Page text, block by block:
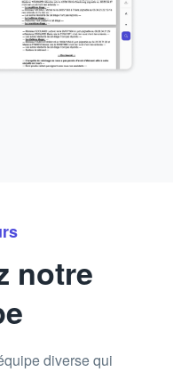
notre
diverse qui